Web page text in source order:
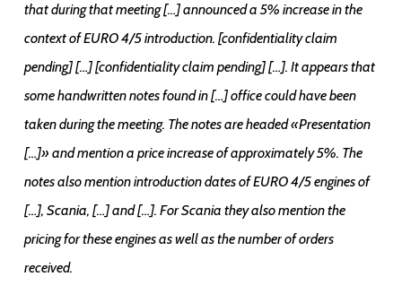
that during that meeting […] announced a 5% increase in the
context of EURO 4/5 introduction. [confidentiality claim
pending] […] [confidentiality claim pending] […]. It appears that
some handwritten notes found in […] office could have been
taken during the meeting. The notes are headed «Presentation
[…]» and mention a price increase of approximately 5%. The
notes also mention introduction dates of EURO 4/5 engines of
[…], Scania, […] and […]. For Scania they also mention the
pricing for these engines as well as the number of orders
received.